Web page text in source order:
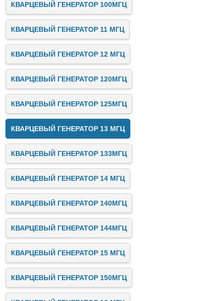
КВАРЦЕВЫЙ ГЕНЕРАТОР 100МГЦ
КВАРЦЕВЫЙ ГЕНЕРАТОР 11 МГЦ
КВАРЦЕВЫЙ ГЕНЕРАТОР 12 МГЦ
КВАРЦЕВЫЙ ГЕНЕРАТОР 120МГЦ
КВАРЦЕВЫЙ ГЕНЕРАТОР 125МГЦ
КВАРЦЕВЫЙ ГЕНЕРАТОР 13 МГЦ
КВАРЦЕВЫЙ ГЕНЕРАТОР 133МГЦ
КВАРЦЕВЫЙ ГЕНЕРАТОР 14 МГЦ
КВАРЦЕВЫЙ ГЕНЕРАТОР 140МГЦ
КВАРЦЕВЫЙ ГЕНЕРАТОР 144МГЦ
КВАРЦЕВЫЙ ГЕНЕРАТОР 15 МГЦ
КВАРЦЕВЫЙ ГЕНЕРАТОР 150МГЦ